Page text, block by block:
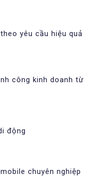
yêu cầu hiệu quả
công kinh doanh từ
động
chuyên nghiệp